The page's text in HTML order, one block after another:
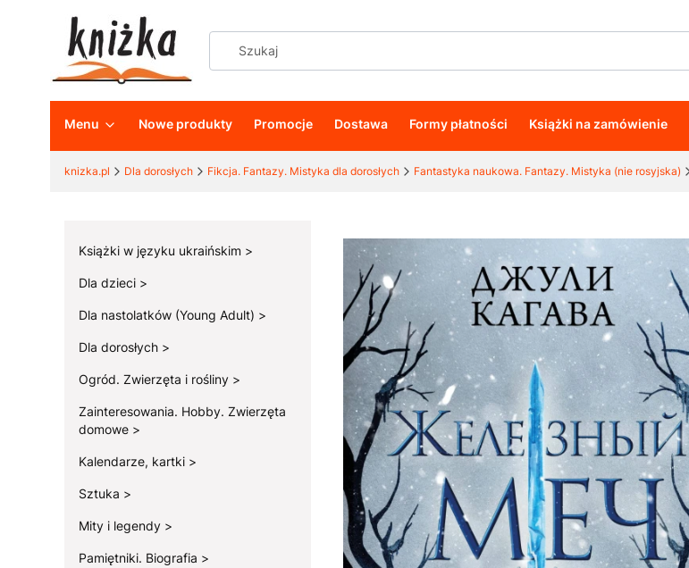
Menu Nowe produkty Promocje Dostawa Formy płatności Książki na zamówienie
knizka.pl Dla dorosłych Fikcja. Fantazy. Mistyka dla dorosłych Fantastyka naukowa. Fantazy. Mistyka (nie rosyjska)
Książki w języku ukraińskim
Dla dzieci
Dla nastolatków (Young Adult)
Dla dorosłych
Ogród. Zwierzęta i rośliny
Zainteresowania. Hobby. Zwierzęta
domowe
Kalendarze, kartki
Sztuka
Mity i legendy
Pamiętniki. Biografia